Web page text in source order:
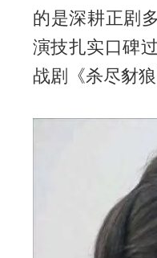
的是深耕正剧
演技扎实口碑
战剧《杀尽豺